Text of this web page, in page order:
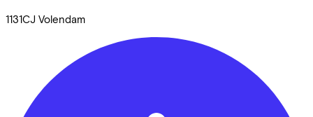
1131CJ Volendam